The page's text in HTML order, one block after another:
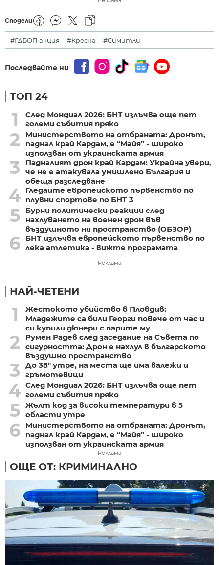
Сподели
#ГДБОП акция #Кресна #Симитли
Последвайте ни
ТОП 24
1
След Мондиал 2026: БНТ излъчва още пет
големи събития пряко
2
Министерството на отбраната: Дронът,
паднал край Кардам, е “Майя” - широко
използван от украинската армия
3
Падналият дрон край Кардам: Украйна увери,
че не е атакувала умишлено България и
обеща разследване
4 Гледайте европейското първенство по
плувни спортове по БНТ 3
5
Бурни политически реакции след
нахлуването на военен дрон във
въздушното ни пространство (ОБЗОР)
6
БНТ излъчва европейското първенство по
лека атлетика - вижте програмата
Реклама
НАЙ-ЧЕТЕНИ
1
Жестокото убийство в Пловдив:
Младежите са били Георги повече от час и
си купили дюнери с парите му
2
Румен Радев след заседание на Съвета по
сигурността: Дрон е нахлул в българското
въздушно пространство
3
До 38° утре, на места ще има валежи и
гръмотевици
4 След Мондиал 2026: БНТ излъчва още пет
големи събития пряко
5 Жълт код за високи температури в 5
области утре
6
Министерството на отбраната: Дронът,
паднал край Кардам, е “Майя” - широко
използван от украинската армия
Реклама
ОЩЕ ОТ: КРИМИНАЛНО